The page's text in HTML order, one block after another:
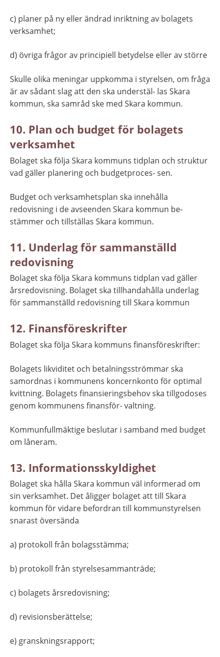
c) planer på ny eller ändrad inriktning av bolagets
verksamhet;
d) övriga frågor av principiell betydelse eller av större
Skulle olika meningar uppkomma i styrelsen, om fråga
är av sådant slag att den ska understäl- las Skara
kommun, ska samråd ske med Skara kommun.
10. Plan och budget för bolagets
verksamhet
Bolaget ska följa Skara kommuns tidplan och struktur
vad gäller planering och budgetproces- sen.
Budget och verksamhetsplan ska innehålla
redovisning i de avseenden Skara kommun be-
stämmer och tillställas Skara kommun.
11. Underlag för sammanställd
redovisning
Bolaget ska följa Skara kommuns tidplan vad gäller
årsredovisning. Bolaget ska tillhandahålla underlag
för sammanställd redovisning till Skara kommun
12. Finansföreskrifter
Bolaget ska följa Skara kommuns finansföreskrifter:
Bolagets likviditet och betalningsströmmar ska
samordnas i kommunens koncernkonto för optimal
kvittning. Bolagets finansieringsbehov ska tillgodoses
genom kommunens finansför- valtning.
Kommunfullmäktige beslutar i samband med budget
om låneram.
13. Informationsskyldighet
Bolaget ska hålla Skara kommun väl informerad om
sin verksamhet. Det åligger bolaget att till Skara
kommun för vidare befordran till kommunstyrelsen
snarast översända
a) protokoll från bolagsstämma;
b) protokoll från styrelsesammanträde;
c) bolagets årsredovisning;
d) revisionsberättelse;
e) granskningsrapport;